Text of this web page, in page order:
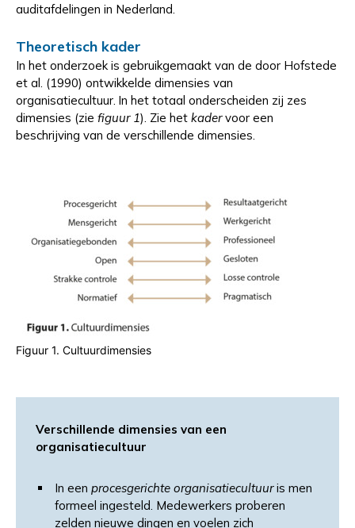
auditafdelingen in Nederland.
Theoretisch kader
In het onderzoek is gebruikgemaakt van de door Hofstede
et al. (1990) ontwikkelde dimensies van
organisatiecultuur. In het totaal onderscheiden zij zes
dimensies (zie figuur 1). Zie het kadervoor een
beschrijving van de verschillende dimensies.
Figuur 1. Cultuurdimensies
Verschillende dimensies van een
organisatiecultuur
In een procesgerichte organisatiecultuuris men
formeel ingesteld. Medewerkers proberen
zelden nieuwe dingen en voelen zich